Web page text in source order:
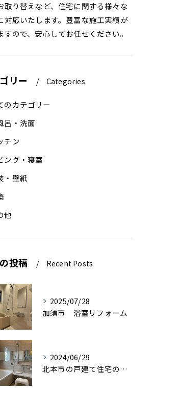
取り替えなど、住宅に関する様々な
対応いたします。豊富な施工実績が
すので、安心してお任せください。
リー Categories
のカテゴリー
呂・洗面
チン
ング・寝室
・壁紙
他
投稿 Recent Posts
2025/07/28
加須市 浴室リフォーム
2024/06/29
北本市の戸建て住宅の浴室リフォーム